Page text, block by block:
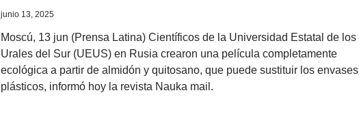
junio 13, 2025
Moscú, 13 jun (Prensa Latina) Científicos de la Universidad Estatal de los
Urales del Sur (UEUS) en Rusia crearon una película completamente
ecológica a partir de almidón y quitosano, que puede sustituir los envases
plásticos, informó hoy la revista Nauka mail.